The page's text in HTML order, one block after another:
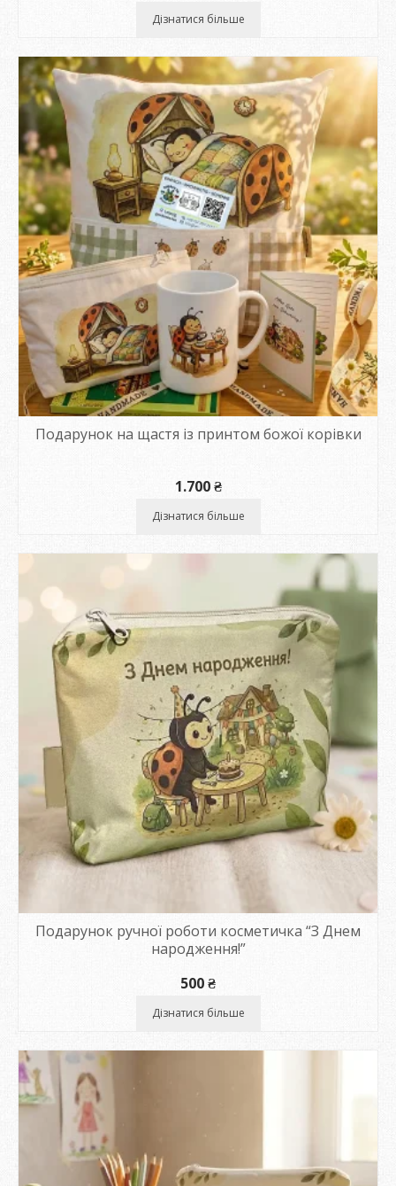
1.500 ₴
Дізнатися більше
Подарунок на щастя із принтом божої корівки
1.700₴
Дізнатися більше
Подарунок ручної роботи косметичка “З Днем
народження!”
500₴
Дізнатися більше